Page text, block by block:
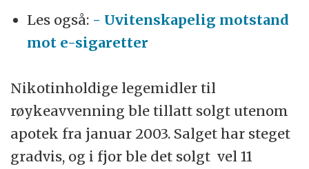
Les også: - Uvitenskapelig motstand
mot e-sigaretter
Nikotinholdige legemidler til
røykeavvenning ble tillatt solgt utenom
apotek fra januar 2003. Salget har steget
gradvis, og i fjor ble det solgt vel 11